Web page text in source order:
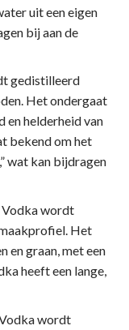
uit een eigen
bij aan de
gedistilleerd
Het ondergaat
en helderheid van
bekend om het
wat kan bijdragen
wordt
Het
en graan, met een
heeft een lange,
wordt